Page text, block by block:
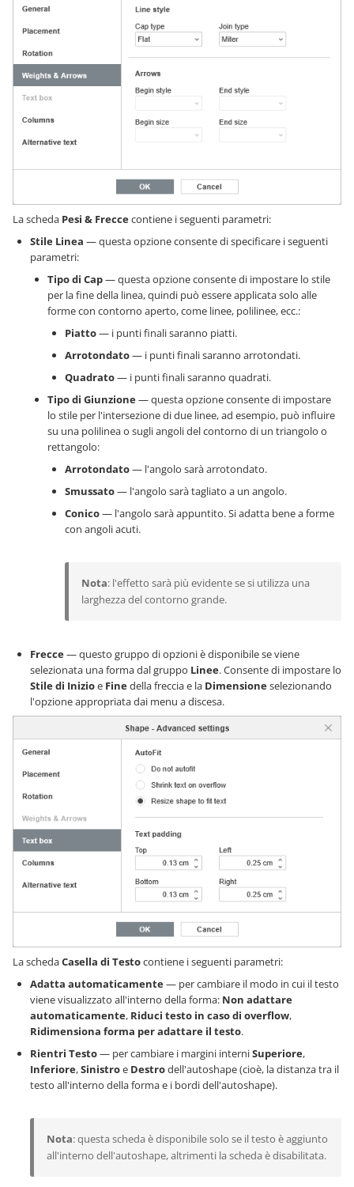
La scheda Pesi & Freccecontiene i seguenti parametri:
Stile Linea — questa opzione consente di specificare i seguenti
parametri:
Tipo di Cap— questa opzione consente di impostare lo stile
per la fine della linea, quindi può essere applicata solo alle
forme con contorno aperto, come linee, polilinee, ecc.:
Piatto— i punti finali saranno piatti.
Arrotondato— i punti finali saranno arrotondati.
Quadrato— i punti finali saranno quadrati.
Tipo di Giunzione— questa opzione consente di impostare
lo stile per l'intersezione di due linee, ad esempio, può influire
su una polilinea o sugli angoli del contorno di un triangolo o
rettangolo:
Arrotondato— l'angolo sarà arrotondato.
Smussato— l'angolo sarà tagliato a un angolo.
Conico— l'angolo sarà appuntito. Si adatta bene a forme
con angoli acuti.
Nota: l'effetto sarà più evidente se si utilizza una
larghezza del contorno grande.
Frecce— questo gruppo di opzioni è disponibile se viene
selezionata una forma dal gruppo Linee. Consente di impostare lo
Stile di Inizioe Finedella freccia e la Dimensioneselezionando
l'opzione appropriata dai menu a discesa.
La schedaCasella di Testocontiene i seguenti parametri:
Adatta automaticamente— per cambiare il modo in cui il testo
viene visualizzato all'interno della forma: Non adattare
automaticamente, Riduci testo in caso di overflow,
Ridimensiona forma per adattare il testo.
Rientri Testo— per cambiare i margini interniSuperiore,
Inferiore,Sinistroe Destrodell'autoshape (cioè, la distanza tra il
testo all'interno della forma e i bordi dell'autoshape).
Nota: questa scheda è disponibile solo se il testo è aggiunto
all'interno dell'autoshape, altrimenti la scheda è disabilitata.